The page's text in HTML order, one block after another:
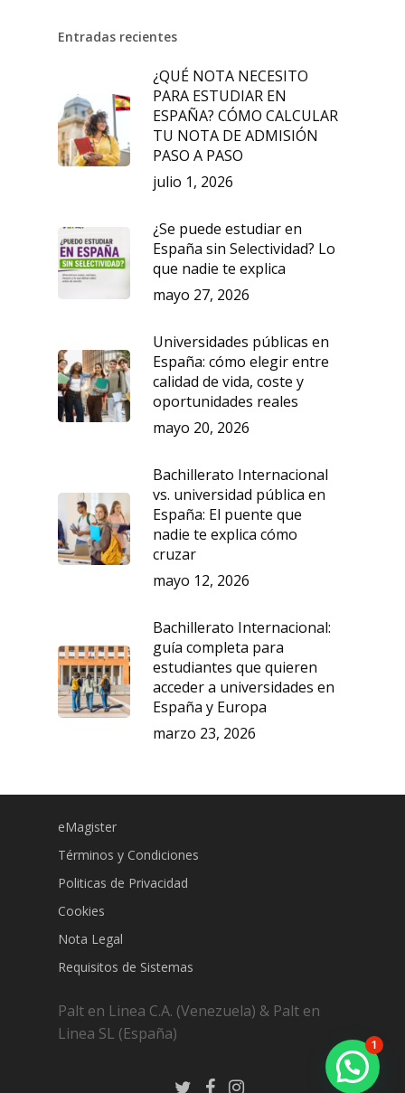
Subtotal:
Finalizar Compra
Entradas recientes
¿QUÉ NOTA NECESITO
PARA ESTUDIAR EN
ESPAÑA? CÓMO CALCULAR
TU NOTA DE ADMISIÓN
PASO A PASO
julio 1, 2026
¿Se puede estudiar en
España sin Selectividad? Lo
que nadie te explica
mayo 27, 2026
Universidades públicas en
España: cómo elegir entre
calidad de vida, coste y
oportunidades reales
mayo 20, 2026
Bachillerato Internacional
vs. universidad pública en
España: El puente que
nadie te explica cómo
cruzar
mayo 12, 2026
Bachillerato Internacional:
guía completa para
estudiantes que quieren
acceder a universidades en
España y Europa
marzo 23, 2026
eMagister
Términos y Condiciones
Politicas de Privacidad
Cookies
Nota Legal
Requisitos de Sistemas
Palt en Linea C.A. (Venezuela) & Palt en
Linea SL (España)
1